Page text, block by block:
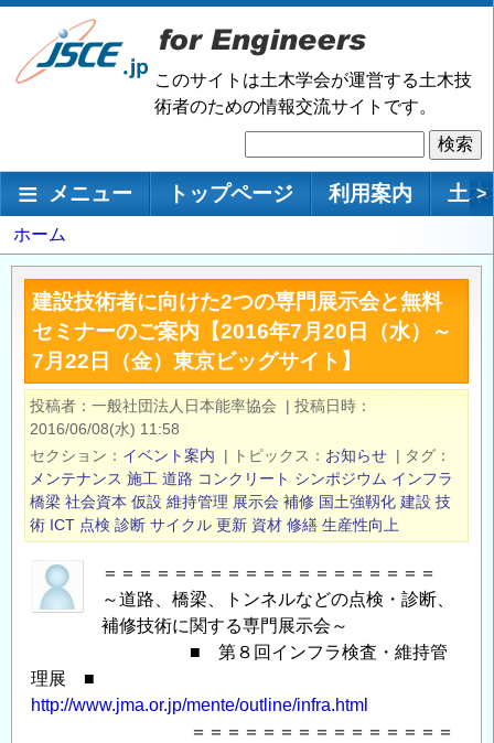
メ
ン
移
このサイトは土木学会が運営する土木技
術者のための情報交流サイトです。
索
メインナビゲーション
メニュー トップページ 利用案内 土 >
パ
ン
く
ず
ホーム
建設技術者に向けた2つの専門展示会と無料
セミナーのご案内【2016年7月20日（水）～
7月22日（金）東京ビッグサイト】
投稿者 一般社団法人日本能率協会 | 投稿日時
2016/06/08(水) 11:58
セクション
イベント案内 | トピックス お知らせ | タグ
メンテナンス 施工 道路 コンクリート シンポジウム インフラ
橋梁 社会資本 仮設 維持管理 展示会 補修 国土強靱化 建設 技
術 ICT 点検 診断 サイクル 更新 資材 修繕 生産性向上
＝＝＝＝＝＝＝＝＝＝＝＝＝＝＝＝＝＝＝
～道路、橋梁、トンネルなどの点検・診断、
補修技術に関する専門展示会～
■ 第８回インフラ検査・維持管
理展 ■
http://www.jma.or.jp/mente/outline/infra.html
＝＝＝＝＝＝＝＝＝＝＝＝＝＝＝